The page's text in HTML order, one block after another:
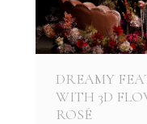
DREAMY
WITH 3D
ROSÉ